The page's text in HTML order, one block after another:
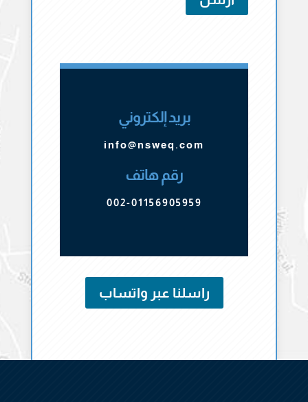
بريد إلكتروني
info@nsweq.com
رقم هاتف
002-01156905959
راسلنا عبر واتساب